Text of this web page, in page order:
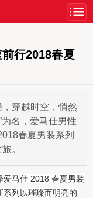
行2018春夏
穿越时空，悄然
为名，爱马仕男性
春夏男装系列
。
爱马仕 2018 春夏男装
系列以璀璨而明亮的